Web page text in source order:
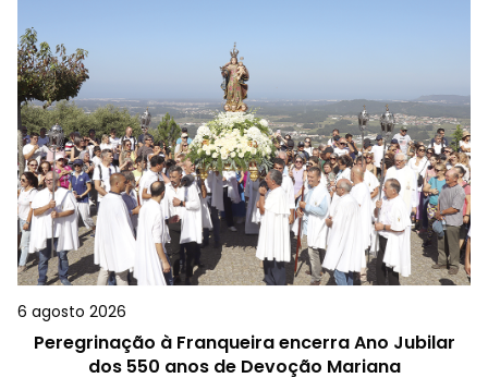
6 agosto 2026
Peregrinação à Franqueira encerra Ano Jubilar
dos 550 anos de Devoção Mariana